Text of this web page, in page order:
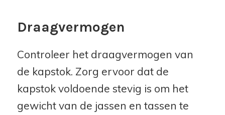
Draagvermogen
Controleer het draagvermogen van
de kapstok. Zorg ervoor dat de
kapstok voldoende stevig is om het
gewicht van de jassen en tassen te